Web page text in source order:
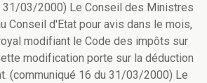
31/03/2000) Le Conseil des Ministres
Conseil d'Etat pour avis dans le mois,
modifiant le Code des impôts sur
modification porte sur la déduction
(communiqué 16 du 31/03/2000) Le